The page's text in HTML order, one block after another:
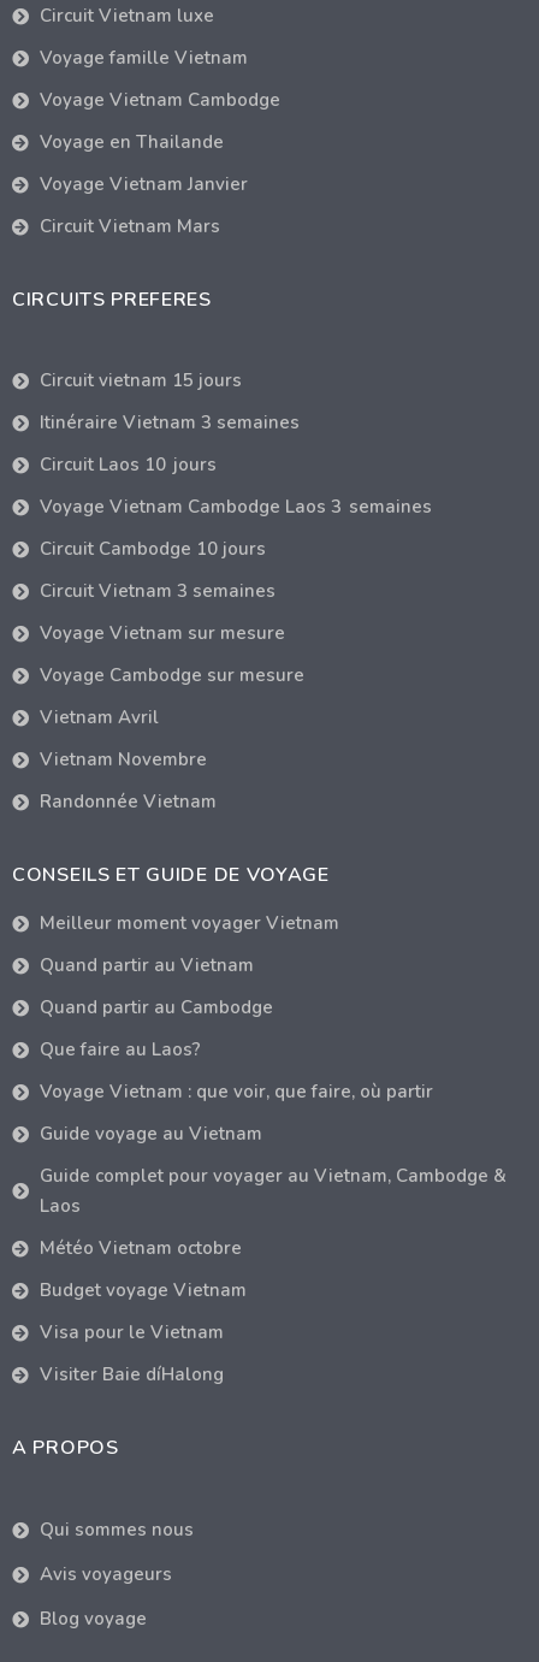
Circuit Vietnam luxe
Voyage famille Vietnam
Voyage Vietnam Cambodge
Voyage en Thailande
Voyage Vietnam Janvier
Circuit Vietnam Mars
CIRCUITS PREFERES
Circuit vietnam 15 jours
Itinéraire Vietnam 3 semaines
Circuit Laos 10 jours
Voyage Vietnam Cambodge Laos 3 semaines
Circuit Cambodge 10 jours
Circuit Vietnam 3 semaines
Voyage Vietnam sur mesure
Voyage Cambodge sur mesure
Vietnam Avril
Vietnam Novembre
Randonnée Vietnam
CONSEILS ET GUIDE DE VOYAGE
Meilleur moment voyager Vietnam
Quand partir au Vietnam
Quand partir au Cambodge
Que faire au Laos?
Voyage Vietnam : que voir, que faire, où partir
Guide voyage au Vietnam
Guide complet pour voyager au Vietnam, Cambodge &
Laos
Météo Vietnam octobre
Budget voyage Vietnam
Visa pour le Vietnam
Visiter Baie díHalong
A PROPOS
Qui sommes nous
Avis voyageurs
Blog voyage